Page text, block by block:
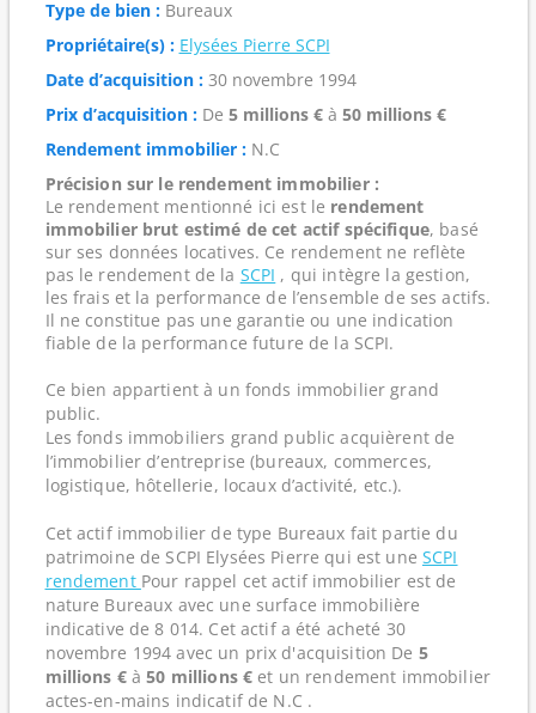
Type de bien :Bureaux
Propriétaire(s) : Elysées Pierre SCPI
Date d’acquisition :30 novembre 1994
Prix d’acquisition :De 5 millions €à 50 millions €
Rendement immobilier :N.C
Précision sur le rendement immobilier :
Le rendement mentionné ici est le rendement
immobilier brut estimé de cet actif spécifique, basé
sur ses données locatives. Ce rendement ne reflète
pas le rendement de la SCPI , qui intègre la gestion,
les frais et la performance de l’ensemble de ses actifs.
Il ne constitue pas une garantie ou une indication
fiable de la performance future de la SCPI.
Ce bien appartient à un fonds immobilier grand
public.
Les fonds immobiliers grand public acquièrent de
l’immobilier d’entreprise (bureaux, commerces,
logistique, hôtellerie, locaux d’activité, etc.).
Cet actif immobilier de type Bureaux fait partie du
patrimoine de SCPI Elysées Pierre qui est une SCPI
rendement Pour rappel cet actif immobilier est de
nature Bureaux avec une surface immobilière
indicative de 8 014. Cet actif a été acheté 30
novembre 1994 avec un prix d'acquisition De 5
millions €à50 millions € et un rendement immobilier
actes-en-mains indicatif de N.C .